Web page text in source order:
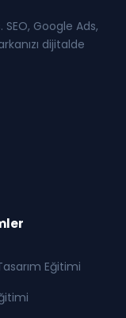
Google Ads,
dijitalde
Eğitimi